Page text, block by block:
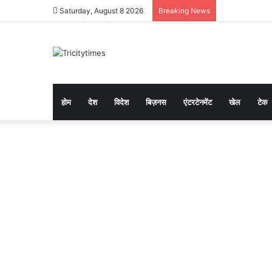
Saturday, August 8 2026 Breaking News
होम देश विदेश बिज़नस एंटरटेनमेंट खेल टेक